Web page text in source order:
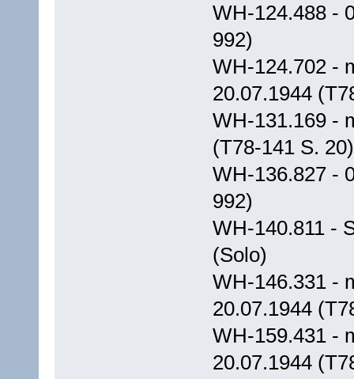
WH-124.488 -
992)
WH-124.702 -
20.07.1944
WH-131.169 -
(T78-141 S. 20)
WH-136.827 -
992)
WH-140.811 -
(Solo)
WH-146.331 -
20.07.1944
WH-159.431 -
20.07.1944